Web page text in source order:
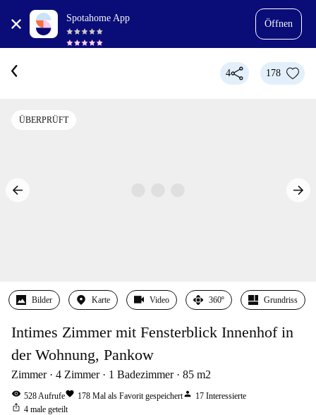
Spotahome App
Öffnen
4 178
ÜBERPRÜFT
Bilder Karte Video 360º Grundriss
Intimes Zimmer mit Fensterblick Innenhof in
der Wohnung, Pankow
Zimmer 4 Zimmer 1 Badezimmer 85 m2
visibility 528Aufrufefavorite 178 Mal als Favorit gespeichertperson 17 Interessierte
ios_share 4 male geteilt